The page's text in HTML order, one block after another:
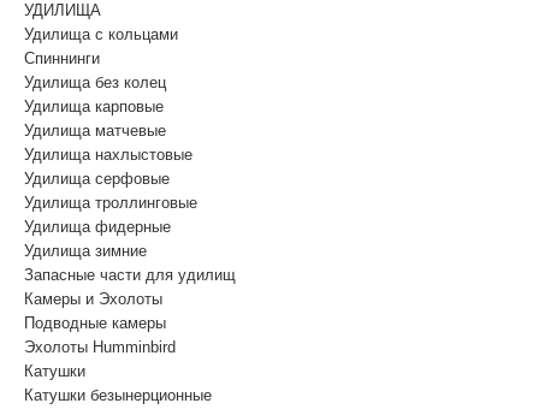
УДИЛИЩА
Удилища с кольцами
Спиннинги
Удилища без колец
Удилища карповые
Удилища матчевые
Удилища нахлыстовые
Удилища серфовые
Удилища троллинговые
Удилища фидерные
Удилища зимние
Запасные части для удилищ
Камеры и Эхолоты
Подводные камеры
Эхолоты Humminbird
Катушки
Катушки безынерционные